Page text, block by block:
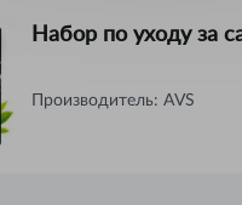
Набор по уходу за
Производитель: AVS